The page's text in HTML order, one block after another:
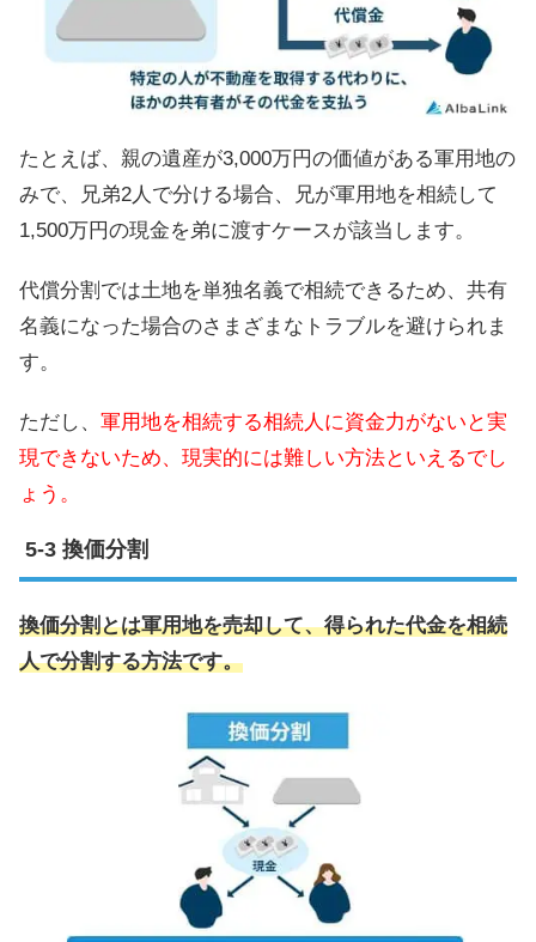
たとえば、親の遺産が3,000万円の価値がある軍用地の
みで、兄弟2人で分ける場合、兄が軍用地を相続して
1,500万円の現金を弟に渡すケースが該当します。
代償分割では土地を単独名義で相続できるため、共有
名義になった場合のさまざまなトラブルを避けられま
す。
ただし、 軍用地を相続する相続人に資金力がないと実
現できないため、現実的には難しい方法といえるでし
ょう。
換価分割
換価分割とは軍用地を売却して、得られた代金を相続
人で分割する方法です。